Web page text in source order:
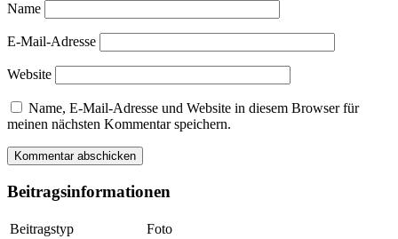
Name
E-Mail-Adresse
Website
Name, E-Mail-Adresse und Website in diesem Browser für
meinen nächsten Kommentar speichern.
Beitragsinformationen
Beitragstyp
Foto